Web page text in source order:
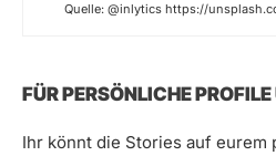
Quelle: @inlytics https://
FÜR PERSÖNLICHE
Ihr könnt die Stories auf eurem